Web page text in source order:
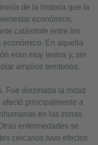
de la historia que la
económico,
catástrofe entre los
económico. En aquella
eran muy lentos y, sin
amplios territorios.
Fue diezmada la mitad
principalmente a
en las zonas
enfermedades se
cercanos tuvo efectos